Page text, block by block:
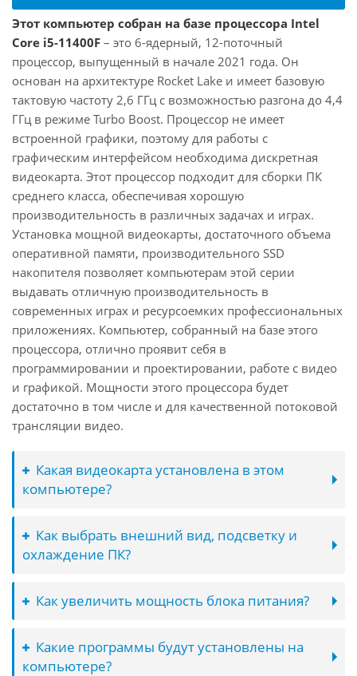
Этот компьютер собран на базе процессора Intel
Core i5-11400F – это 6-ядерный, 12-поточный
процессор, выпущенный в начале 2021 года. Он
основан на архитектуре Rocket Lake и имеет базовую
тактовую частоту 2,6 ГГц с возможностью разгона до 4,4
ГГц в режиме Turbo Boost. Процессор не имеет
встроенной графики, поэтому для работы с
графическим интерфейсом необходима дискретная
видеокарта. Этот процессор подходит для сборки ПК
среднего класса, обеспечивая хорошую
производительность в различных задачах и играх.
Установка мощной видеокарты, достаточного объема
оперативной памяти, производительного SSD
накопителя позволяет компьютерам этой серии
выдавать отличную производительность в
современных играх и ресурсоемких профессиональных
приложениях. Компьютер, собранный на базе этого
процессора, отлично проявит себя в
программировании и проектировании, работе с видео
и графикой. Мощности этого процессора будет
достаточно в том числе и для качественной потоковой
трансляции видео.
Какая видеокарта установлена в этом
компьютере?
Как выбрать внешний вид, подсветку и
охлаждение ПК?
Как увеличить мощность блока питания?
Какие программы будут установлены на
компьютере?